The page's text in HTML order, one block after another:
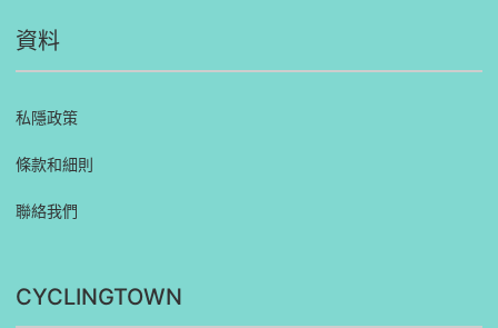
資料
私隱政策
條款和細則
聯絡我們
CYCLINGTOWN